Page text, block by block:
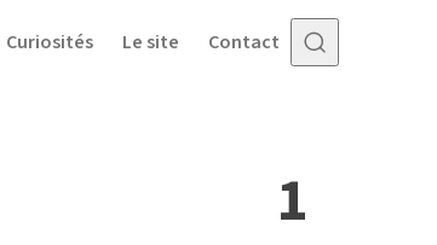
Curiosités Le site Contact
1